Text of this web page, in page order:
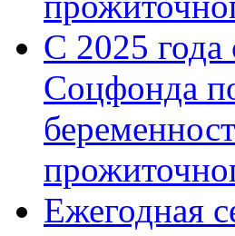
С 2025 года
Соцфонда
Ежегодная